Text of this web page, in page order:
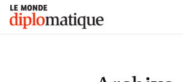
Skip
content
Le monde diplomatique